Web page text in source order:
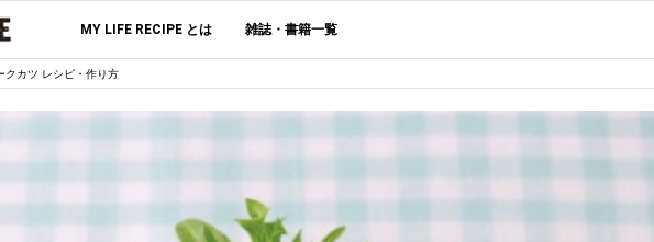
MY LIFE RECIPE とは 雑誌・書籍一覧
クカツ レシピ・作り方